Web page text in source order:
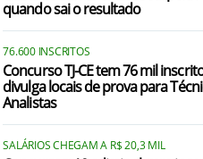
quando sai o resultado
76.600 INSCRITOS
Concurso TJ-CE tem 76 mil
divulga locais de prova para
Analistas
SALÁRIOS CHEGAM A R$ 20,3 MIL